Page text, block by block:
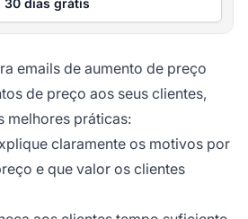
30 dias grátis
emails de aumento de preço
de preço aos seus clientes,
melhores práticas:
claramente os motivos por
e que valor os clientes